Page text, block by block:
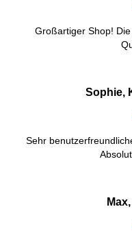
Großartiger Shop!
Sophie,
Sehr